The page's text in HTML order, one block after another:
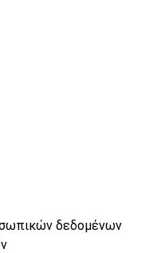
δεδομένων